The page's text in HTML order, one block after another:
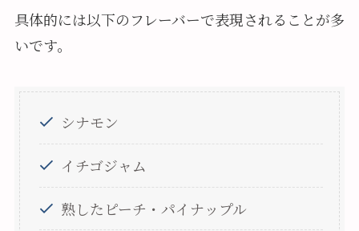
具体的には以下のフレーバーで表現されることが多
いです。
シナモン
イチゴジャム
熟したピーチ・パイナップル